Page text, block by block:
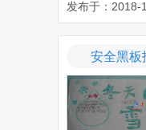
发布于：2018-
安全黑板